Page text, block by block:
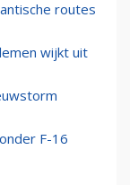
routes
wijkt uit
F-16